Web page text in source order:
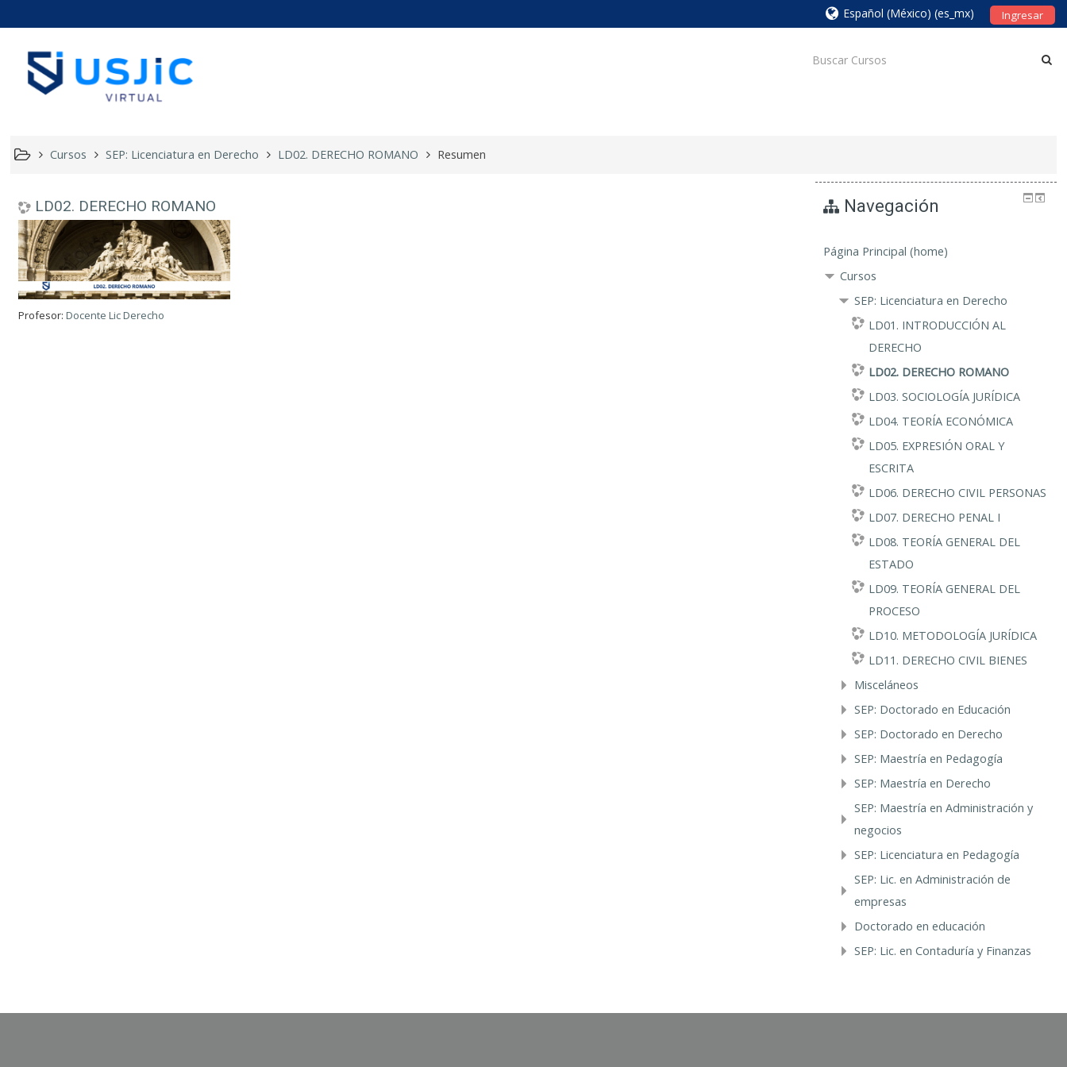
Ingresar
Español (México) ‎(es_mx)‎
Cursos SEP: Licenciatura en Derecho LD02. DERECHO ROMANO Resumen
LD02. DERECHO ROMANO
Profesor:Docente Lic Derecho
Navegación
Página Principal (home)
Cursos
SEP: Licenciatura en Derecho
LD01. INTRODUCCIÓN AL
DERECHO
LD02. DERECHO ROMANO
LD03. SOCIOLOGÍA JURÍDICA
LD04. TEORÍA ECONÓMICA
LD05. EXPRESIÓN ORAL Y
ESCRITA
LD06. DERECHO CIVIL PERSONAS
LD07. DERECHO PENAL I
LD08. TEORÍA GENERAL DEL
ESTADO
LD09. TEORÍA GENERAL DEL
PROCESO
LD10. METODOLOGÍA JURÍDICA
LD11. DERECHO CIVIL BIENES
Misceláneos
SEP: Doctorado en Educación
SEP: Doctorado en Derecho
SEP: Maestría en Pedagogía
SEP: Maestría en Derecho
SEP: Maestría en Administración y
negocios
SEP: Licenciatura en Pedagogía
SEP: Lic. en Administración de
empresas
Doctorado en educación
SEP: Lic. en Contaduría y Finanzas